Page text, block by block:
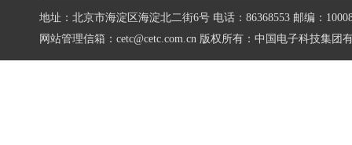
地址：北京市海淀区海淀北二街6号 电话：86368553 邮编：
网站管理信箱：cetc@cetc.com.cn 版权所有：中国电子科技集团